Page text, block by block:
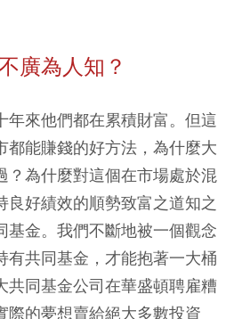
廣為人知？
年來他們都在累積財富。但這
都能賺錢的好方法，為什麼大
？為什麼對這個在市場處於混
良好績效的順勢致富之道知之
基金。我們不斷地被一個觀念
有共同基金，才能抱著一大桶
共同基金公司在華盛頓聘雇糟
際的夢想賣給絕大多數投資